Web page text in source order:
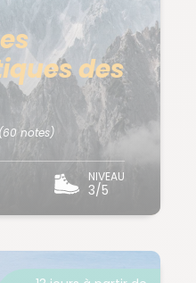
des
(60 notes)
NIVEAU
3/5